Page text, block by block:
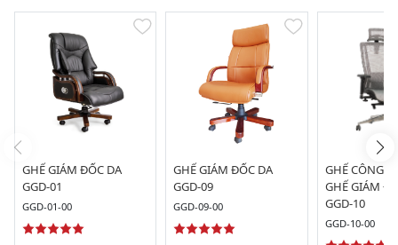
GHẾ GIÁM ĐỐC DA
GGD-01
GGD-01-00
GHẾ GIÁM ĐỐC DA
GGD-09
GGD-09-00
GHẾ CÔNG
GHẾ GIÁM
GGD-10
GGD-10-00